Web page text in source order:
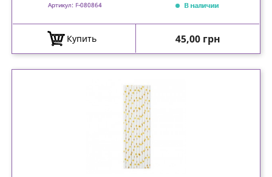
Артикул: F-080864 В наличии
Купить Цена
45,00 грн